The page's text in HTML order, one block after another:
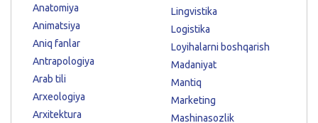
Anatomiya
Animatsiya
Aniq fanlar
Antrapologiya
Arab tili
Arxeologiya
Arxitektura
Lingvistika
Logistika
Loyihalarni boshqarish
Madaniyat
Mantiq
Marketing
Mashinasozlik